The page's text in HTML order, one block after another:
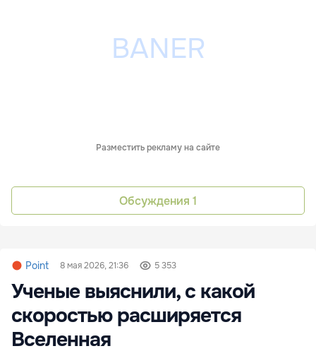
Разместить рекламу на сайте
Обсуждения 1
Point 8 мая 2026, 21:36 5 353
Ученые выяснили, с какой
скоростью расширяется
Вселенная